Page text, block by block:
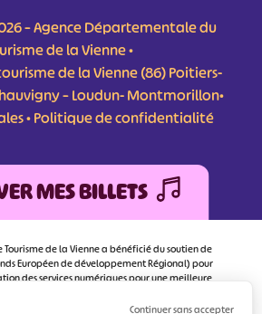
– Agence Départementale du
de la Vienne •
de la Vienne (86) Poitiers-
– Loudun- Montmorillon•
•Politique de confidentialité
MES BILLETS
de la Vienne a bénéficié du soutien de
Européen de développement Régional) pour
des services numériques pour une meilleure
Continuer sans accepter